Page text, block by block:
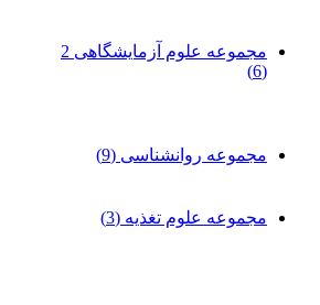
مجموعه علوم آزمایشگاهی 2
(6)
مجموعه روانشناسی (9)
مجموعه علوم تغذیه (3)